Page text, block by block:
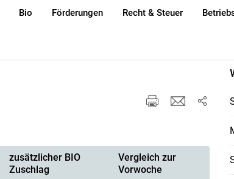
Bio Förderungen Recht & Steuer
zusätzlicher BIO
Zuschlag
Vergleich zur
Vorwoche